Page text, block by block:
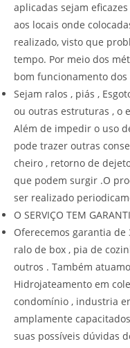
aplicadas sejam
aos locais onde
realizado, visto que
tempo. Por meio dos
bom funcionamento
Sejam ralos , piás ,
ou outras estruturas , o
Além de impedir o uso
pode trazer outras
cheiro , retorno de
que podem surgir .O
ser realizado
O SERVIÇO TEM
Oferecemos garantia
ralo de box , pia de
outros . Também
Hidrojateamento em
condomínio , industria
amplamente
suas possíveis dúvidas